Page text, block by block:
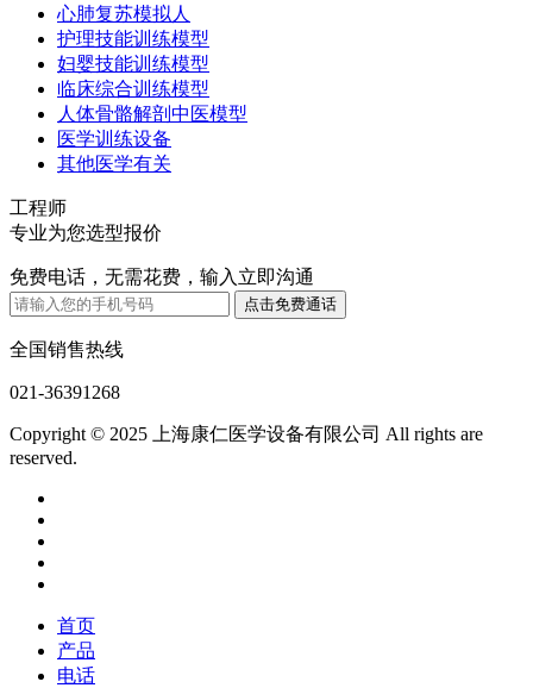
心肺复苏模拟人
护理技能训练模型
妇婴技能训练模型
临床综合训练模型
人体骨骼解剖中医模型
医学训练设备
其他医学有关
工程师
专业为您选型报价
免费电话，无需花费，输入立即沟通
全国销售热线
021-36391268
Copyright © 2025 上海康仁医学设备有限公司 All rights are
reserved.
首页
产品
电话